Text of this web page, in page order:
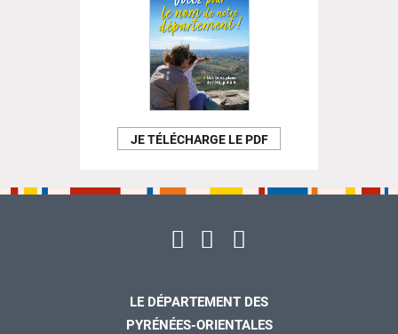
JE TÉLÉCHARGE LE PDF
LE DÉPARTEMENT DES
PYRÉNÉES-ORIENTALES